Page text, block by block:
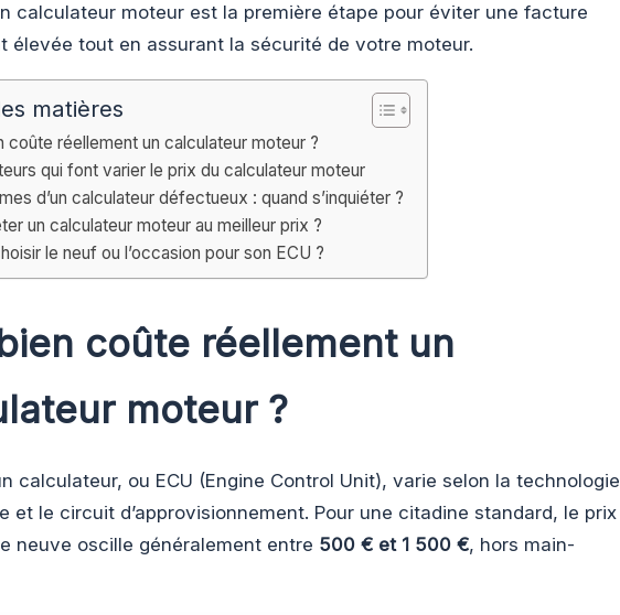
calculateur moteur est la première étape pour éviter une facture
élevée tout en assurant la sécurité de votre moteur.
matières
coûte réellement un calculateur moteur ?
qui font varier le prix du calculateur moteur
d’un calculateur défectueux : quand s’inquiéter ?
un calculateur moteur au meilleur prix ?
le neuf ou l’occasion pour son ECU ?
coûte réellement un
moteur ?
calculateur, ou ECU (Engine Control Unit), varie selon la technologie
et le circuit d’approvisionnement. Pour une citadine standard, le prix
neuve oscille généralement entre 500 € et 1 500 €, hors main-